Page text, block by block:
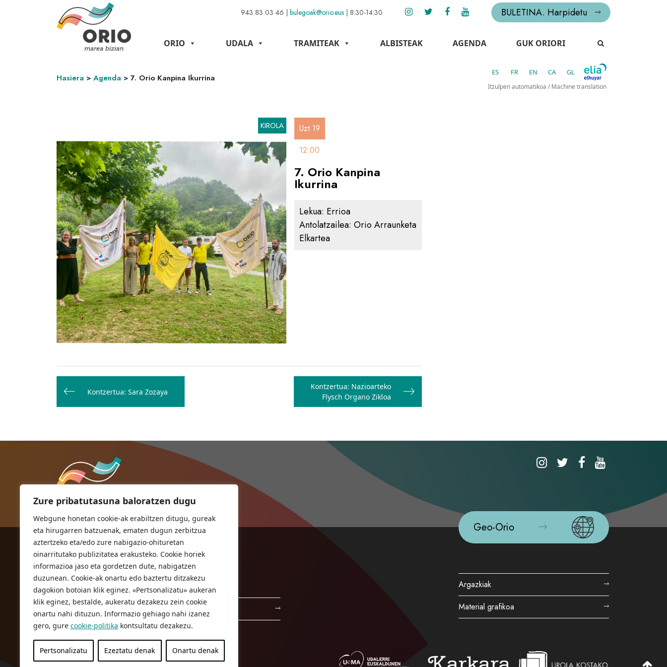
Zure pribatutasuna baloratzen dugu
Webgune honetan cookie-ak erabiltzen ditugu, gureak
eta hirugarren batzuenak, ematen dugun zerbitzua
aztertzeko eta/edo zure nabigazio-ohituretan
oinarritutako publizitatea erakusteko. Cookie horiek
informazioa jaso eta gordetzen dute, nabigatzen
duzunean. Cookie-ak onartu edo baztertu ditzakezu
dagokion botoian klik eginez. «Pertsonalizatu» aukeran
klik eginez, bestalde, aukeratu dezakezu zein cookie
onartu nahi dituzun. Informazio gehiago nahi izanez
gero, gure cookie-politika kontsultatu dezakezu.
Pertsonalizatu Ezeztatu denak Onartu denak
943 83 03 46 | bulegoak@orio.eus | 8:30-14:30 BULETINA. Harpidetu
ORIO UDALA TRAMITEAK ALBISTEAK AGENDA GUK ORIORI
Hasiera > Agenda > 7. Orio Kanpina Ikurrina
ES FR EN CA GL
Itzulpen automatikoa / Machine translation
KIROLA
Uzt 19
12:00
7. Orio Kanpina
Ikurrina
Lekua: Errioa
Antolatzailea: Orio Arraunketa
Elkartea
Bidalketetan
zehar
nabigatu
Kontzertua: Sara Zozaya
Kontzertua: Nazioarteko
Flysch Organo Zikloa
Geo-Orio
Argazkiak
Material grafikoa
ORIOKO UDALA
Herriko plaza,1
20810 Orio (Gipuzkoa)
T. 943 83 03 46
bulegoak@orio.eus